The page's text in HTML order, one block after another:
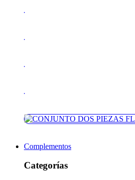
Complementos
Categorías